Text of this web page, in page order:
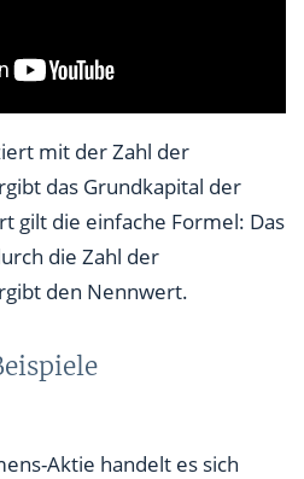
mit der Zahl der
das Grundkapital der
gilt die einfache Formel: Das
die Zahl der
den Nennwert.
Aktie handelt es sich